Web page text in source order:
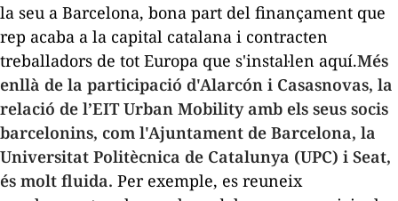
la seu a Barcelona, bona part del finançament que
rep acaba a la capital catalana i contracten
treballadors de tot Europa que s'instal·len aquí.Més
enllà de la participació d'Alarcón i Casasnovas, la
relació de l’EIT Urban Mobility amb els seus socis
barcelonins, com l'Ajuntament de Barcelona, la
Universitat Politècnica de Catalunya (UPC) i Seat,
és molt fluida. Per exemple, es reuneix